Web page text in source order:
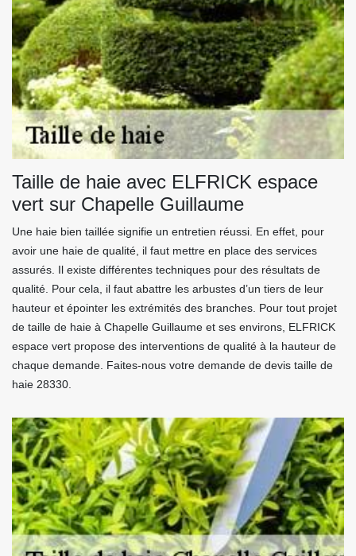
Taille de haie avec ELFRICK espace
vert sur Chapelle Guillaume
Une haie bien taillée signifie un entretien réussi. En effet, pour
avoir une haie de qualité, il faut mettre en place des services
assurés. Il existe différentes techniques pour des résultats de
qualité. Pour cela, il faut abattre les arbustes d’un tiers de leur
hauteur et épointer les extrémités des branches. Pour tout projet
de taille de haie à Chapelle Guillaume et ses environs, ELFRICK
espace vert propose des interventions de qualité à la hauteur de
chaque demande. Faites-nous votre demande de devis taille de
haie 28330.